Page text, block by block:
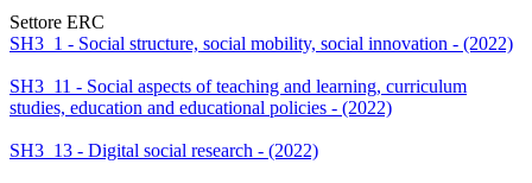
Settore ERC
SH3_1 - Social structure, social mobility, social innovation - (2022)
SH3_11 - Social aspects of teaching and learning, curriculum
studies, education and educational policies - (2022)
SH3_13 - Digital social research - (2022)